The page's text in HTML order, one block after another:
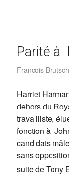
Parité à
Francois Brutsch
Harriet
dehors du
travailliste,
fonction à
candidats
sans
suite de Tony